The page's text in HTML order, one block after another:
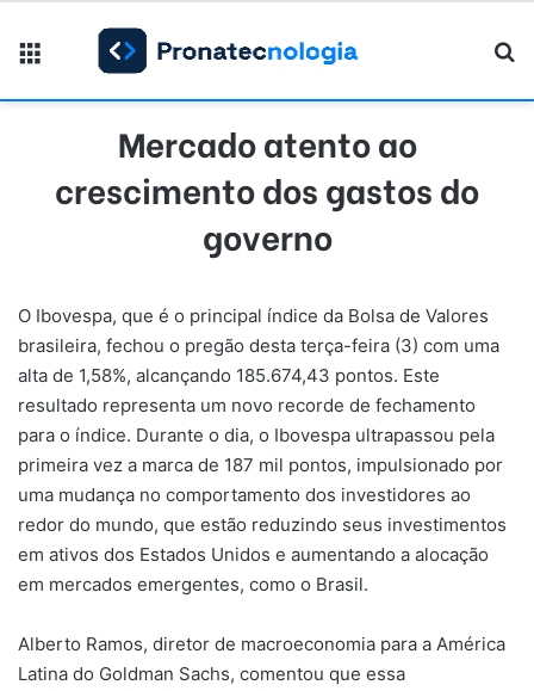
Mercado atento ao
crescimento dos gastos do
governo
O Ibovespa, que é o principal índice da Bolsa de Valores
brasileira, fechou o pregão desta terça-feira (3) com uma
alta de 1,58%, alcançando 185.674,43 pontos. Este
resultado representa um novo recorde de fechamento
para o índice. Durante o dia, o Ibovespa ultrapassou pela
primeira vez a marca de 187 mil pontos, impulsionado por
uma mudança no comportamento dos investidores ao
redor do mundo, que estão reduzindo seus investimentos
em ativos dos Estados Unidos e aumentando a alocação
em mercados emergentes, como o Brasil.
Alberto Ramos, diretor de macroeconomia para a América
Latina do Goldman Sachs, comentou que essa